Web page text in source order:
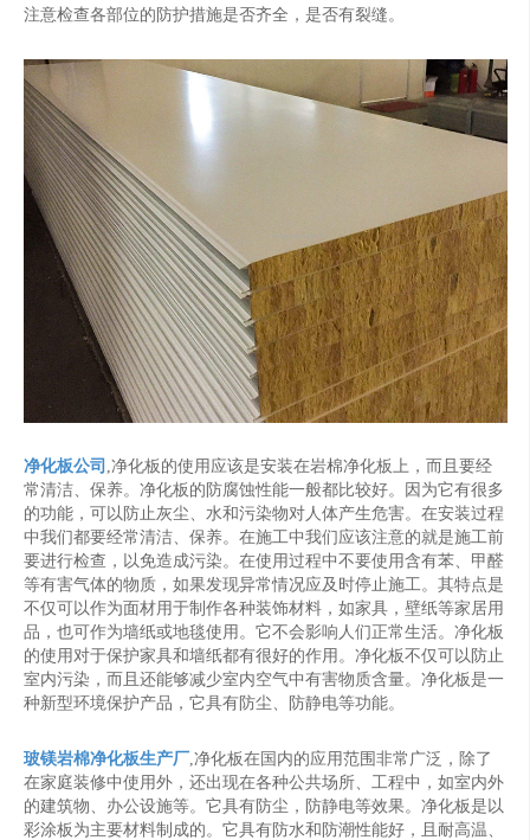
注意检查各部位的防护措施是否齐全，是否有裂缝。
净化板公司 ,净化板的使用应该是安装在岩棉净化板上，而且要经
常清洁、保养。净化板的防腐蚀性能一般都比较好。因为它有很多
的功能，可以防止灰尘、水和污染物对人体产生危害。在安装过程
中我们都要经常清洁、保养。在施工中我们应该注意的就是施工前
要进行检查，以免造成污染。在使用过程中不要使用含有苯、甲醛
等有害气体的物质，如果发现异常情况应及时停止施工。其特点是
不仅可以作为面材用于制作各种装饰材料，如家具，壁纸等家居用
品，也可作为墙纸或地毯使用。它不会影响人们正常生活。净化板
的使用对于保护家具和墙纸都有很好的作用。净化板不仅可以防止
室内污染，而且还能够减少室内空气中有害物质含量。净化板是一
种新型环境保护产品，它具有防尘、防静电等功能。
玻镁岩棉净化板生产厂,净化板在国内的应用范围非常广泛，除了
在家庭装修中使用外，还出现在各种公共场所、工程中，如室内外
的建筑物、办公设施等。它具有防尘，防静电等效果。净化板是以
彩涂板为主要材料制成的。它具有防水和防潮性能好，且耐高温、